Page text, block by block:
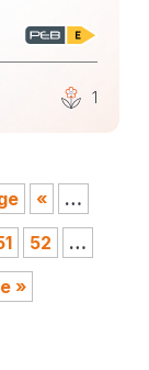
1
«
…
52
…
»